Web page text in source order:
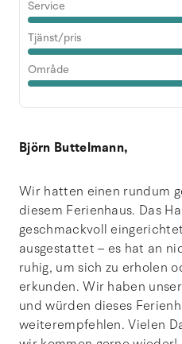
Service
Tjänst/pris
Område
Björn Buttelmann,
Wir hatten einen rundum
diesem Ferienhaus. Das
geschmackvoll
ausgestattet – es hat an
ruhig, um sich zu erholen
erkunden. Wir haben
und würden dieses
weiterempfehlen. Vielen